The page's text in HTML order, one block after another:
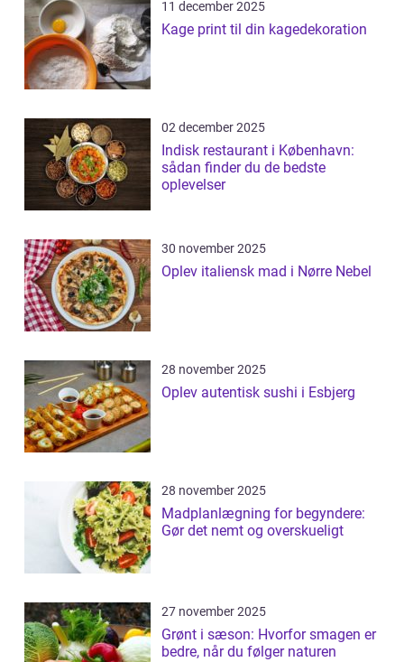
11 december 2025
Kage print til din kagedekoration
02 december 2025
Indisk restaurant i København:
sådan finder du de bedste
oplevelser
30 november 2025
Oplev italiensk mad i Nørre Nebel
28 november 2025
Oplev autentisk sushi i Esbjerg
28 november 2025
Madplanlægning for begyndere:
Gør det nemt og overskueligt
27 november 2025
Grønt i sæson: Hvorfor smagen er
bedre, når du følger naturen